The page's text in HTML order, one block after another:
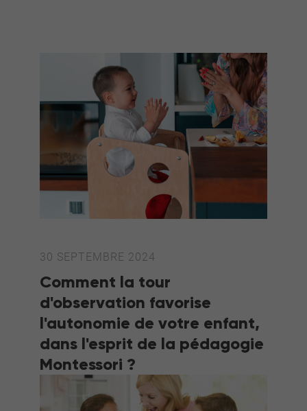
30 SEPTEMBRE 2024
Comment la tour
d'observation favorise
l'autonomie de votre enfant,
dans l'esprit de la pédagogie
Montessori ?